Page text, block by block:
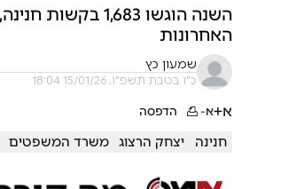
השנה הוגשו
האחרונות
שמעון כץ
כ"ו בטבת תשפ"ו, 15/01/26 18:04
א+א- הדפסה
חנינה יצחק הרצוג משרד המשפטים